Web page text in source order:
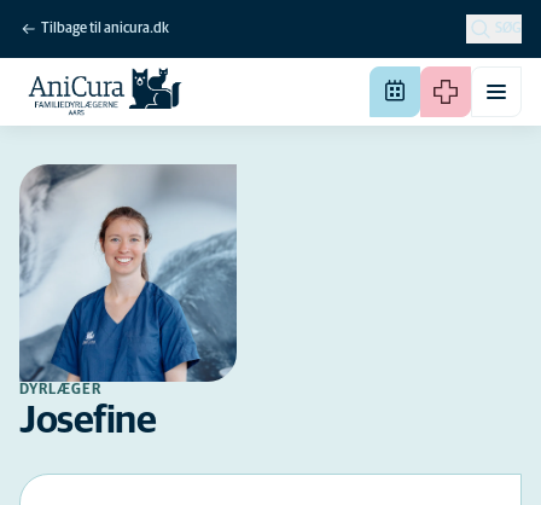
Tilbage til anicura.dk SØG
DYRLÆGER
Josefine